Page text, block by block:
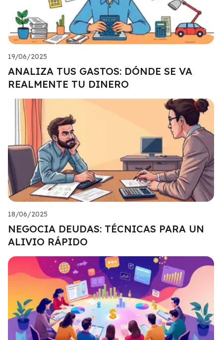
19/06/2025
ANALIZA TUS GASTOS: DÓNDE SE VA
REALMENTE TU DINERO
18/06/2025
NEGOCIA DEUDAS: TÉCNICAS PARA UN
ALIVIO RÁPIDO